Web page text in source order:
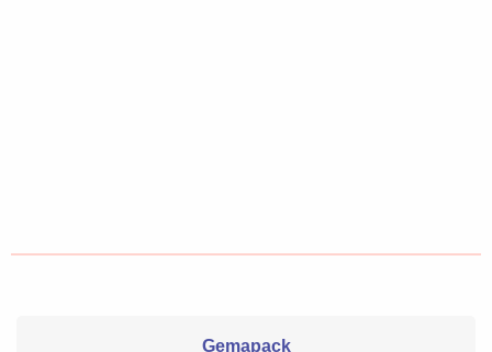
Gemapack